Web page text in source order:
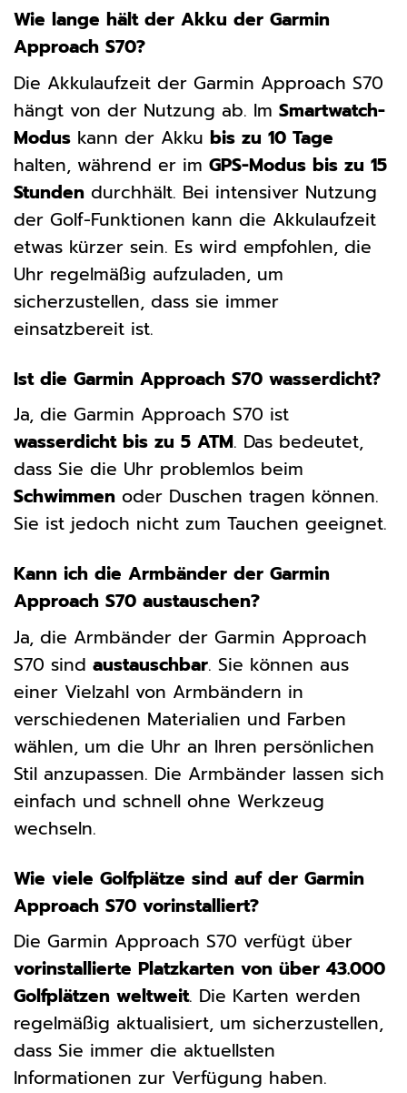
Wie lange hält der Akku der Garmin
Approach S70?
Die Akkulaufzeit der Garmin Approach S70
hängt von der Nutzung ab. Im Smartwatch-
Modus kann der Akku bis zu 10 Tage
halten, während er im GPS-Modus bis zu 15
Stunden durchhält. Bei intensiver Nutzung
der Golf-Funktionen kann die Akkulaufzeit
etwas kürzer sein. Es wird empfohlen, die
Uhr regelmäßig aufzuladen, um
sicherzustellen, dass sie immer
einsatzbereit ist.
Ist die Garmin Approach S70 wasserdicht?
Ja, die Garmin Approach S70 ist
wasserdicht bis zu 5 ATM. Das bedeutet,
dass Sie die Uhr problemlos beim
Schwimmen oder Duschen tragen können.
Sie ist jedoch nicht zum Tauchen geeignet.
Kann ich die Armbänder der Garmin
Approach S70 austauschen?
Ja, die Armbänder der Garmin Approach
S70 sind austauschbar. Sie können aus
einer Vielzahl von Armbändern in
verschiedenen Materialien und Farben
wählen, um die Uhr an Ihren persönlichen
Stil anzupassen. Die Armbänder lassen sich
einfach und schnell ohne Werkzeug
wechseln.
Wie viele Golfplätze sind auf der Garmin
Approach S70 vorinstalliert?
Die Garmin Approach S70 verfügt über
vorinstallierte Platzkarten von über 43.000
Golfplätzen weltweit. Die Karten werden
regelmäßig aktualisiert, um sicherzustellen,
dass Sie immer die aktuellsten
Informationen zur Verfügung haben.